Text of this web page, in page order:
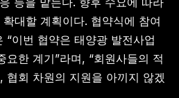
대할 계획이다. 협약식에 참여
“이번 협약은 태양광 발전사업
요한 계기”라며, “회원사들의 적
협회 차원의 지원을 아끼지 않겠